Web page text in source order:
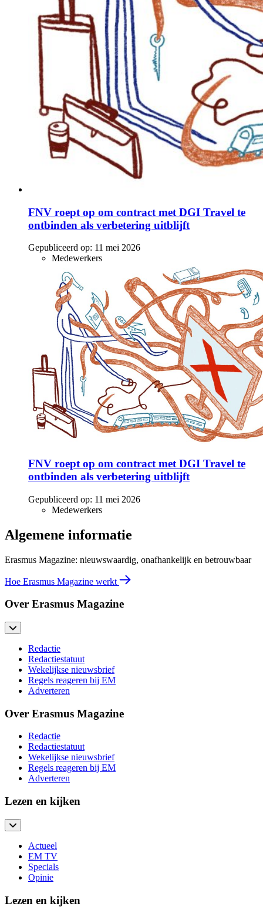
FNV roept op om contract met DGI Travel te
ontbinden als verbetering uitblijft
Gepubliceerd op: 11 mei 2026
Medewerkers
FNV roept op om contract met DGI Travel te
ontbinden als verbetering uitblijft
Gepubliceerd op: 11 mei 2026
Medewerkers
Algemene informatie
Erasmus Magazine: nieuwswaardig, onafhankelijk en betrouwbaar
Hoe Erasmus Magazine werkt
Over Erasmus Magazine
Redactie
Redactiestatuut
Wekelijkse nieuwsbrief
Regels reageren bij EM
Adverteren
Over Erasmus Magazine
Redactie
Redactiestatuut
Wekelijkse nieuwsbrief
Regels reageren bij EM
Adverteren
Lezen en kijken
Actueel
EM TV
Specials
Opinie
Lezen en kijken